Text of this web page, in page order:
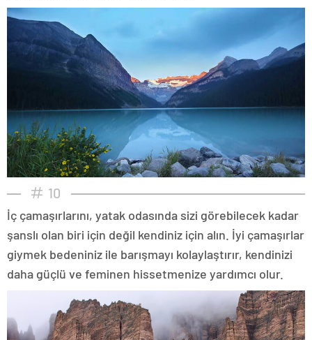
10
İç çamaşırlarını, yatak odasında sizi görebilecek kadar
şanslı olan biri için değil kendiniz için alın. İyi çamaşırlar
giymek bedeniniz ile barışmayı kolaylaştırır, kendinizi
daha güçlü ve feminen hissetmenize yardımcı olur.